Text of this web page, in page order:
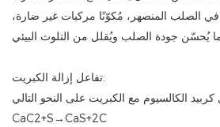
الصلب المنصهر، مُكوّنًا مركبات غير ضارة،
تفاعل إزالة الكبريت:
CaC2+S→CaS+2C